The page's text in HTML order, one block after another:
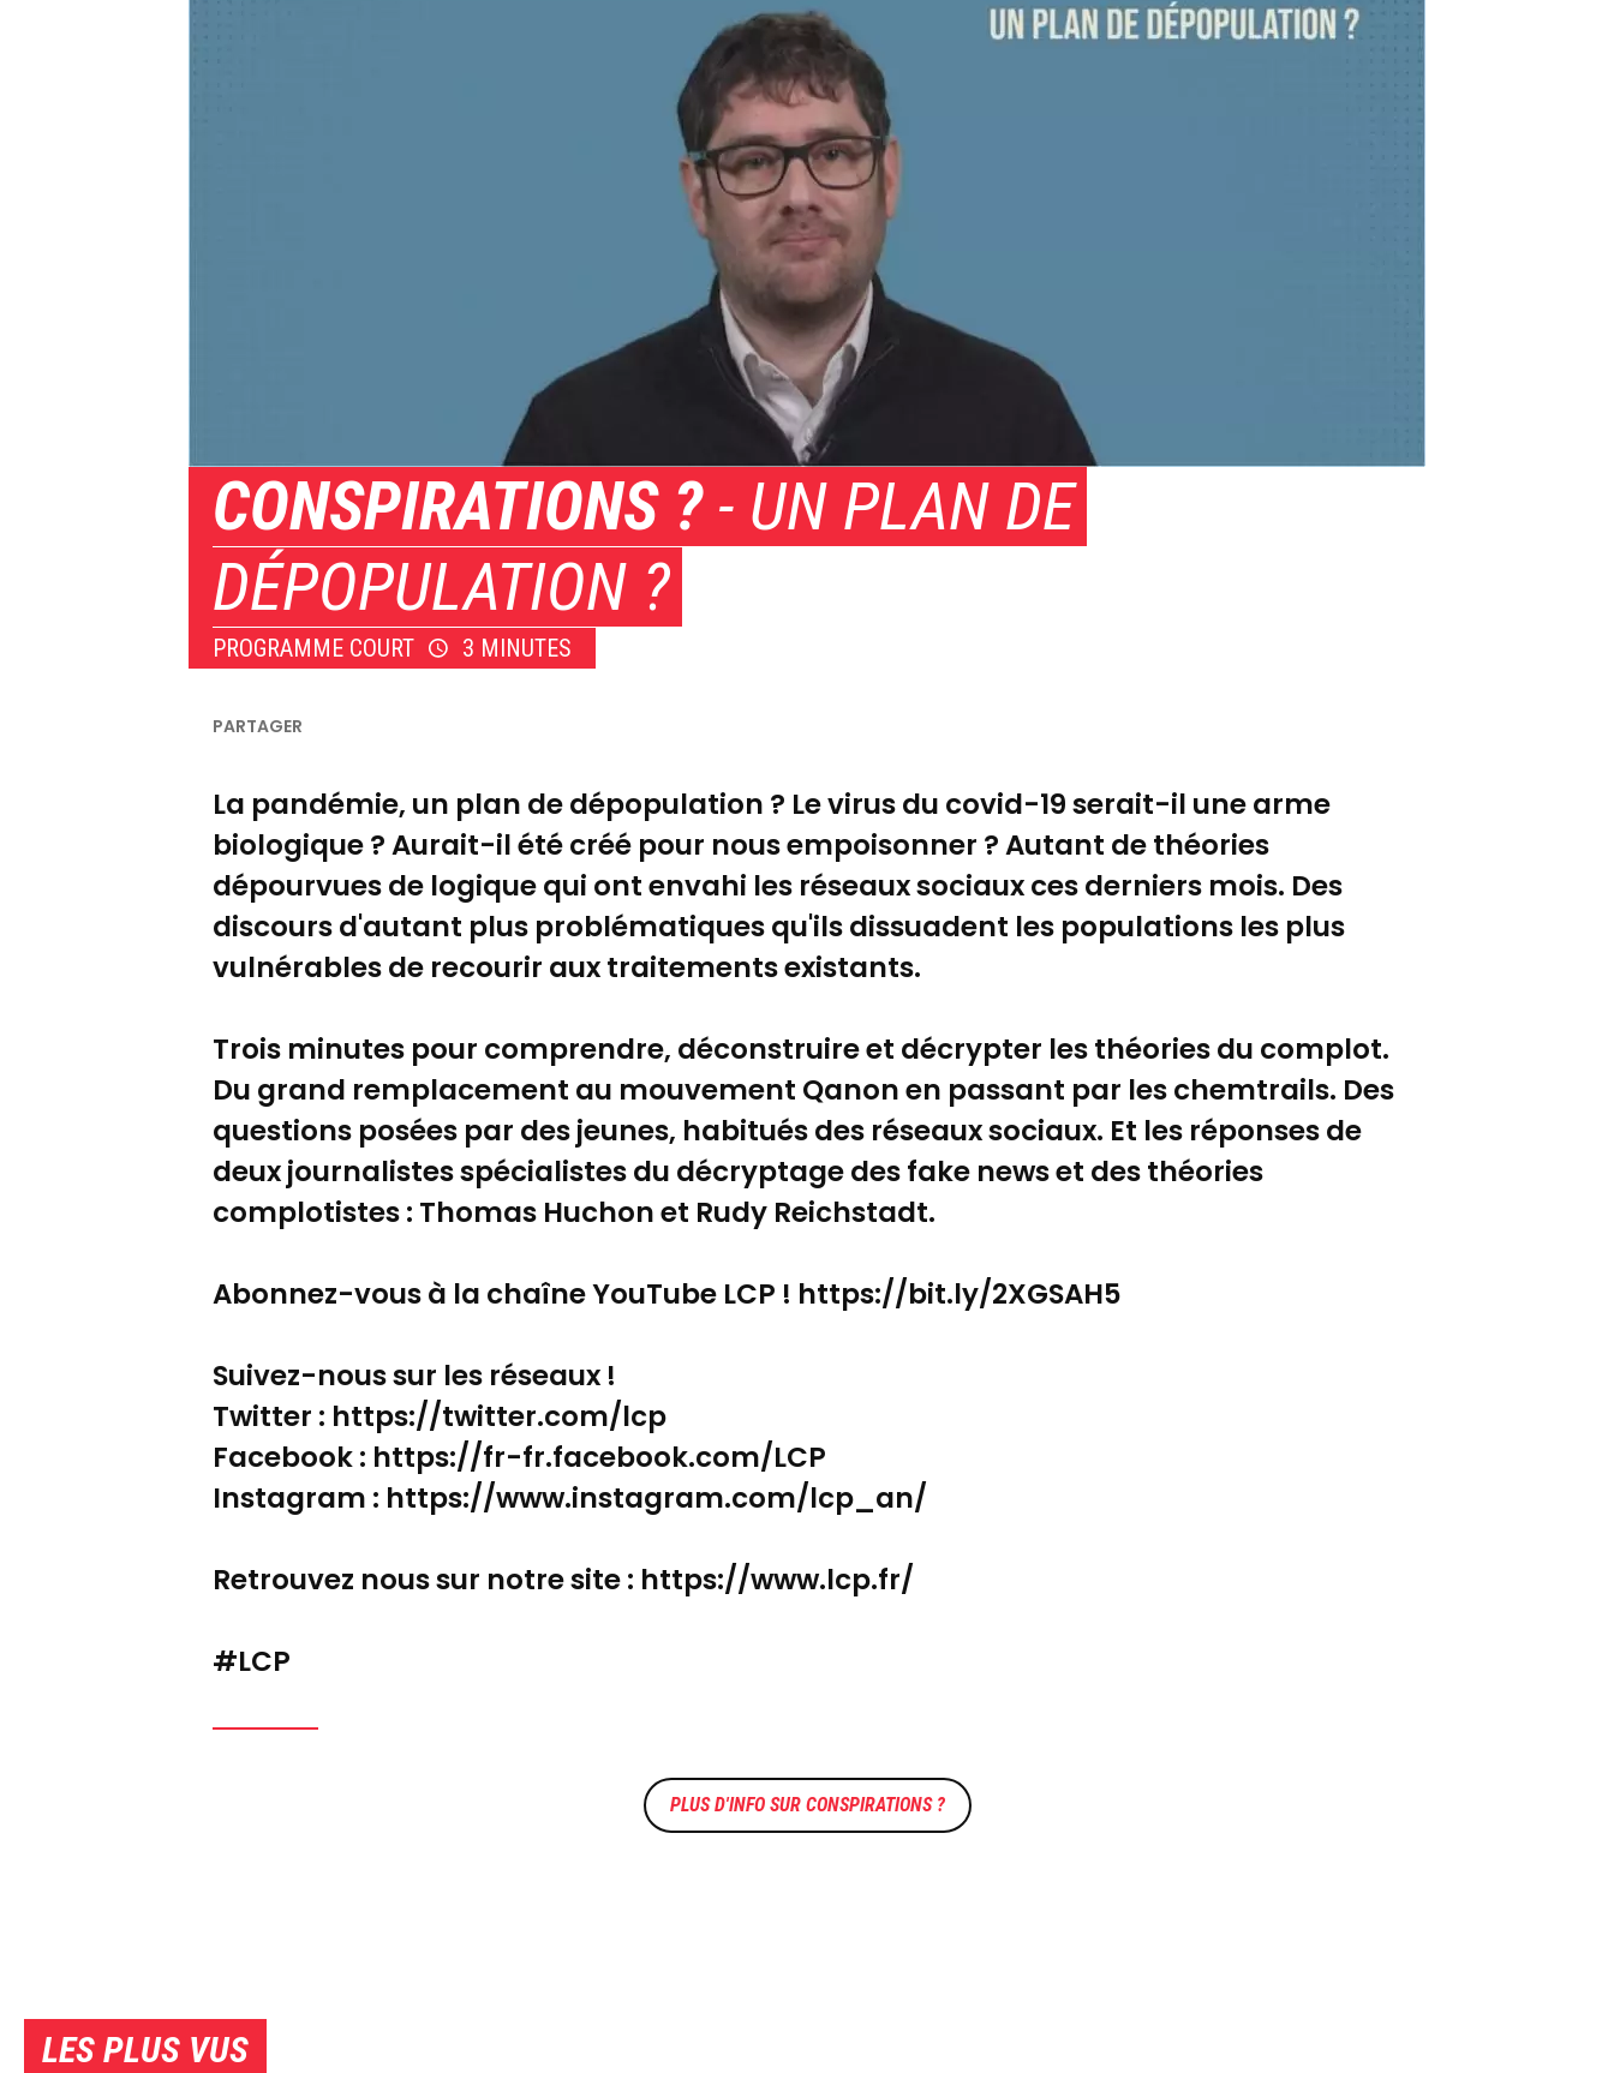
CONSPIRATIONS ?- UN PLAN DE
DÉPOPULATION ?
PROGRAMME COURT 3 MINUTES
La pandémie, un plan de dépopulation ? Le virus du covid-19 serait-il une arme
biologique ? Aurait-il été créé pour nous empoisonner ? Autant de théories
dépourvues de logique qui ont envahi les réseaux sociaux ces derniers mois. Des
discours d'autant plus problématiques qu'ils dissuadent les populations les plus
vulnérables de recourir aux traitements existants.
Trois minutes pour comprendre, déconstruire et décrypter les théories du complot.
Du grand remplacement au mouvement Qanon en passant par les chemtrails. Des
questions posées par des jeunes, habitués des réseaux sociaux. Et les réponses de
deux journalistes spécialistes du décryptage des fake news et des théories
complotistes : Thomas Huchon et Rudy Reichstadt.
Abonnez-vous à la chaîne YouTube LCP ! https://bit.ly/2XGSAH5
Suivez-nous sur les réseaux !
Twitter : https://twitter.com/lcp
Facebook : https://fr-fr.facebook.com/LCP
Instagram : https://www.instagram.com/lcp_an/
Retrouvez nous sur notre site : https://www.lcp.fr/
#LCP
CONSPIRATIONS ?
LES PLUS VUS